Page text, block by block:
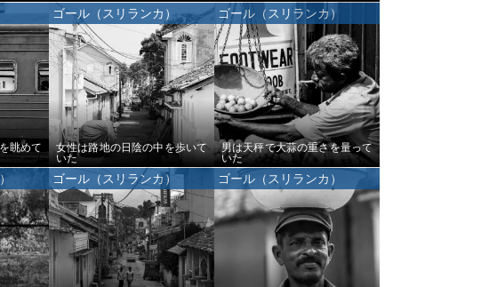
眺めて
ゴール（スリランカ）
女性は路地の日陰の中を歩いて
いた
ゴール（スリランカ）
男は天秤で大蒜の重さを量って
いた
ゴール（スリランカ） ゴール（スリランカ）